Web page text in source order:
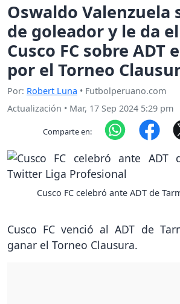
Oswaldo Valenzuela
de goleador y le da
Cusco FC sobre ADT
por el Torneo
Por: Robert Luna • Futbolperuano.com
Actualización • Mar, 17 Sep 2024 5:29 pm
Comparte en:
Cusco FC celebró ante ADT de
Cusco FC venció al ADT de
ganar el Torneo Clausura.